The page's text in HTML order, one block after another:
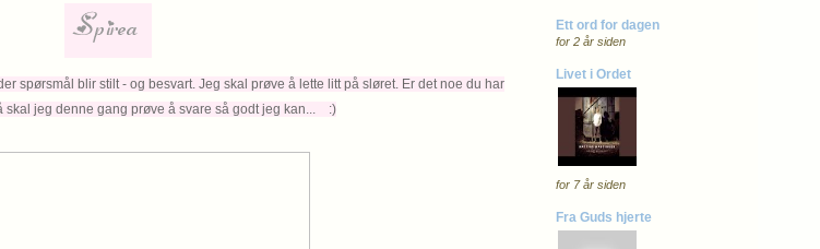
spørsmål blir stilt - og besvart. Jeg skal prøve å lette litt på sløret. Er det noe du har
skal jeg denne gang prøve å svare så godt jeg kan... :)
Ett ord for dagen
for 2 år siden
Livet i Ordet
for 7 år siden
Fra Guds hjerte